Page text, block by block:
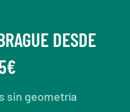
DESDE
sin geometría